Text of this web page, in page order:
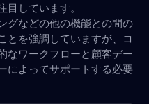
しています。
グなどの他の機能との間の
とを強調していますが、コ
なワークフローと顧客デー
によってサポートする必要